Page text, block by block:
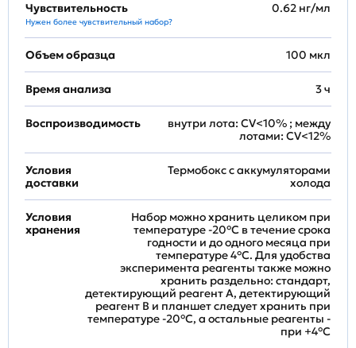
Чувствительность
Нужен более чувствительный набор?
0.62 нг/мл
Объем образца 100 мкл
Время анализа 3 ч
Воспроизводимость
внутри лота: CV<10% ; между
лотами: CV<12%
Условия
доставки
Термобокс с аккумуляторами
холода
Условия
хранения
Набор можно хранить целиком при
температуре -20°C в течение срока
годности и до одного месяца при
температуре 4°C. Для удобства
эксперимента реагенты также можно
хранить раздельно: стандарт,
детектирующий реагент A, детектирующий
реагент B и планшет следует хранить при
температуре -20°C, а остальные реагенты -
при +4°С